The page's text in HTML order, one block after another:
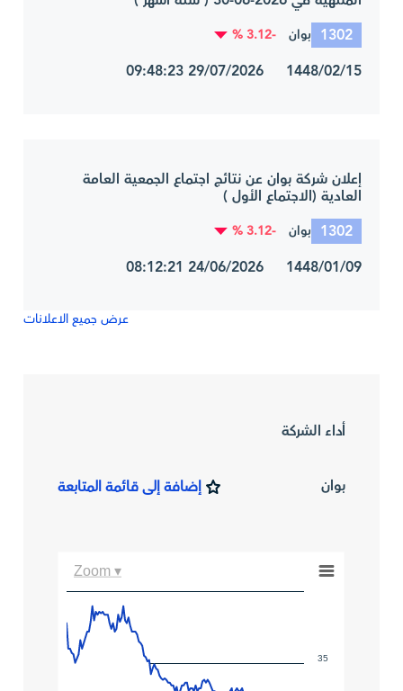
1302 بوان -3.12 %
1448/02/15 29/07/2026 09:48:23
إعلان شركة بوان عن نتائج اجتماع الجمعية العامة
العادية (الاجتماع الأول )
1302 بوان -3.12 %
1448/01/09 24/06/2026 08:12:21
عرض جميع الاعلانات
أداء الشركة
بوان إضافة إلى قائمة المتابعة
35
Zoom ▾